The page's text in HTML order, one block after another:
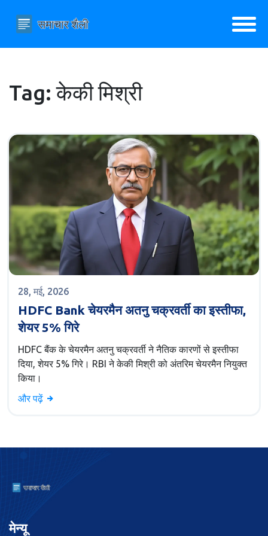
Tag: केकी मिश्री
28, मई, 2026
HDFC Bank चेयरमैन अतनु चक्रवर्ती का इस्तीफा,
शेयर 5% गिरे
HDFC बैंक के चेयरमैन अतनु चक्रवर्ती ने नैतिक कारणों से इस्तीफा
दिया, शेयर 5% गिरे। RBI ने केकी मिश्री को अंतरिम चेयरमैन नियुक्त
किया।
और पढ़ें
मेन्यू